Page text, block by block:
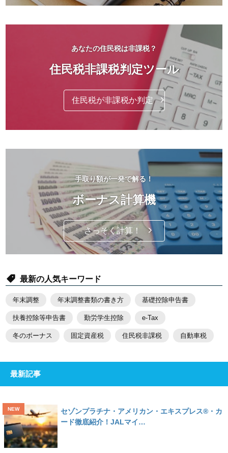
あなたの住民税は非課税？
住民税非課税判定ツール
住民税が非課税か判定
手取り額が一発で解る！
ボーナス計算機
さっそく計算！
最新の人気キーワード
年末調整 年末調整書類の書き方 基礎控除申告書
扶養控除等申告書 勤労学生控除 e-Tax
冬のボーナス 固定資産税 住民税非課税 自動車税
最新記事
セゾンプラチナ・アメリカン・エキスプレス®・カ
ード徹底紹介！JALマイ…